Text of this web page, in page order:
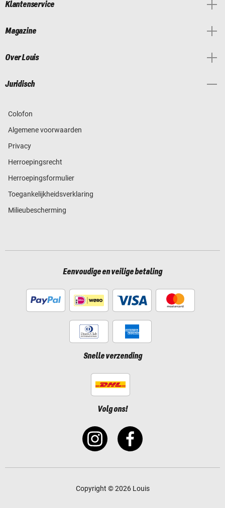
Klantenservice
Magazine
Over Louis
Juridisch
Colofon
Algemene voorwaarden
Privacy
Herroepingsrecht
Herroepingsformulier
Toegankelijkheidsverklaring
Milieubescherming
Eenvoudige en veilige betaling
Snelle verzending
Volg ons!
Copyright © 2026 Louis